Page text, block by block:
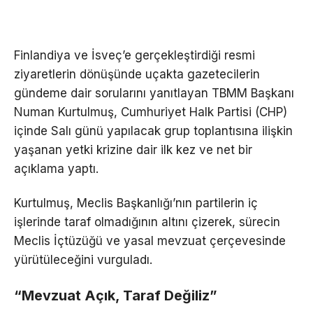
Finlandiya ve İsveç’e gerçekleştirdiği resmi
ziyaretlerin dönüşünde uçakta gazetecilerin
gündeme dair sorularını yanıtlayan TBMM Başkanı
Numan Kurtulmuş, Cumhuriyet Halk Partisi (CHP)
içinde Salı günü yapılacak grup toplantısına ilişkin
yaşanan yetki krizine dair ilk kez ve net bir
açıklama yaptı.
Kurtulmuş, Meclis Başkanlığı’nın partilerin iç
işlerinde taraf olmadığının altını çizerek, sürecin
Meclis İçtüzüğü ve yasal mevzuat çerçevesinde
yürütüleceğini vurguladı.
“Mevzuat Açık, Taraf Değiliz”